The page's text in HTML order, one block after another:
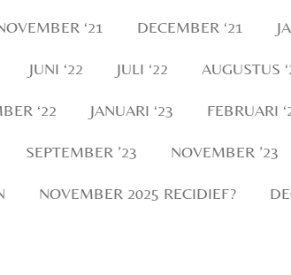
‘21 DECEMBER ‘21
JUNI ‘22 JULI ‘22 AUGUSTUS
‘22 JANUARI ‘23 FEBRUARI
SEPTEMBER ’23 NOVEMBER ’23
NOVEMBER 2025 RECIDIEF?